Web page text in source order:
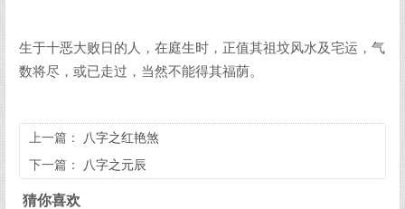
生于十恶大败日的人，在庭生时，正值其祖坟风水及宅运，气
数将尽，或已走过，当然不能得其福荫。
上一篇：
八字之红艳煞
下一篇：
八字之元辰
猜你喜欢